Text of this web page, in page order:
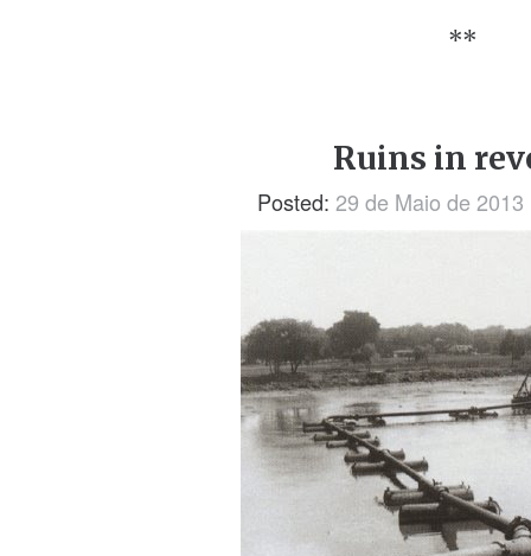
**
Ruins in
Posted: 29 de Maio de 2013